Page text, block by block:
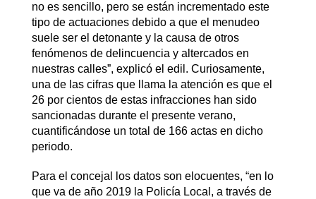
no es sencillo, pero se están incrementado este
tipo de actuaciones debido a que el menudeo
suele ser el detonante y la causa de otros
fenómenos de delincuencia y altercados en
nuestras calles”, explicó el edil. Curiosamente,
una de las cifras que llama la atención es que el
26 por cientos de estas infracciones han sido
sancionadas durante el presente verano,
cuantificándose un total de 166 actas en dicho
periodo.
Para el concejal los datos son elocuentes, “en lo
que va de año 2019 la Policía Local, a través de